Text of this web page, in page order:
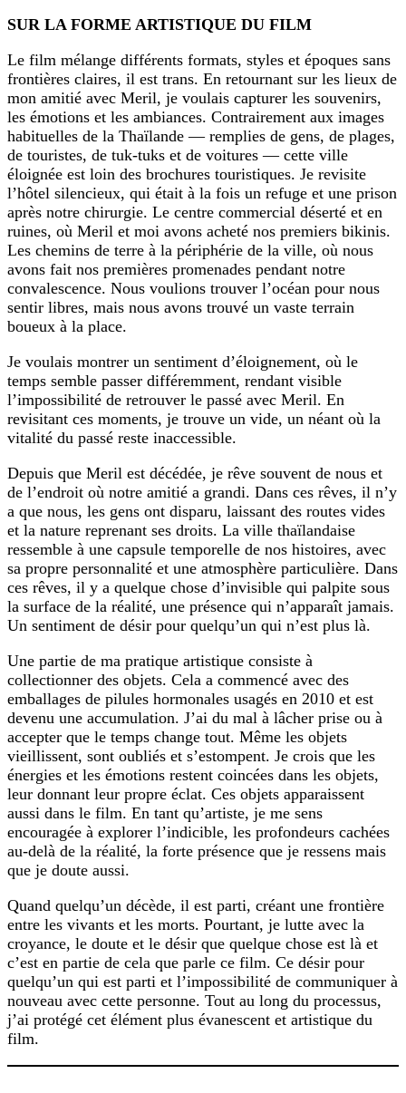
SUR LA FORME ARTISTIQUE DU FILM
Le film mélange différents formats, styles et époques sans
frontières claires, il est trans. En retournant sur les lieux de
mon amitié avec Meril, je voulais capturer les souvenirs,
les émotions et les ambiances. Contrairement aux images
habituelles de la Thaïlande — remplies de gens, de plages,
de touristes, de tuk-tuks et de voitures — cette ville
éloignée est loin des brochures touristiques. Je revisite
l’hôtel silencieux, qui était à la fois un refuge et une prison
après notre chirurgie. Le centre commercial déserté et en
ruines, où Meril et moi avons acheté nos premiers bikinis.
Les chemins de terre à la périphérie de la ville, où nous
avons fait nos premières promenades pendant notre
convalescence. Nous voulions trouver l’océan pour nous
sentir libres, mais nous avons trouvé un vaste terrain
boueux à la place.
Je voulais montrer un sentiment d’éloignement, où le
temps semble passer différemment, rendant visible
l’impossibilité de retrouver le passé avec Meril. En
revisitant ces moments, je trouve un vide, un néant où la
vitalité du passé reste inaccessible.
Depuis que Meril est décédée, je rêve souvent de nous et
de l’endroit où notre amitié a grandi. Dans ces rêves, il n’y
a que nous, les gens ont disparu, laissant des routes vides
et la nature reprenant ses droits. La ville thaïlandaise
ressemble à une capsule temporelle de nos histoires, avec
sa propre personnalité et une atmosphère particulière. Dans
ces rêves, il y a quelque chose d’invisible qui palpite sous
la surface de la réalité, une présence qui n’apparaît jamais.
Un sentiment de désir pour quelqu’un qui n’est plus là.
Une partie de ma pratique artistique consiste à
collectionner des objets. Cela a commencé avec des
emballages de pilules hormonales usagés en 2010 et est
devenu une accumulation. J’ai du mal à lâcher prise ou à
accepter que le temps change tout. Même les objets
vieillissent, sont oubliés et s’estompent. Je crois que les
énergies et les émotions restent coincées dans les objets,
leur donnant leur propre éclat. Ces objets apparaissent
aussi dans le film. En tant qu’artiste, je me sens
encouragée à explorer l’indicible, les profondeurs cachées
au-delà de la réalité, la forte présence que je ressens mais
que je doute aussi.
Quand quelqu’un décède, il est parti, créant une frontière
entre les vivants et les morts. Pourtant, je lutte avec la
croyance, le doute et le désir que quelque chose est là et
c’est en partie de cela que parle ce film. Ce désir pour
quelqu’un qui est parti et l’impossibilité de communiquer à
nouveau avec cette personne. Tout au long du processus,
j’ai protégé cet élément plus évanescent et artistique du
film.